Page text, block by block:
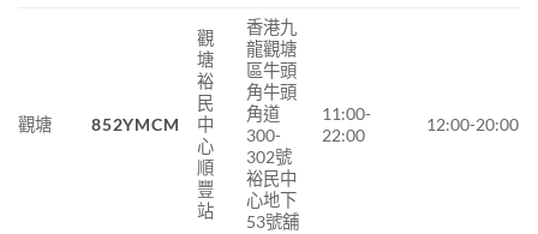
觀塘 852YMCM
觀
塘
裕
民
中
心
順
豐
站
香港九
龍觀塘
區牛頭
角牛頭
角道
300-
302號
裕民中
心地下
53號舖
11:00-
22:00
12:00-20:00